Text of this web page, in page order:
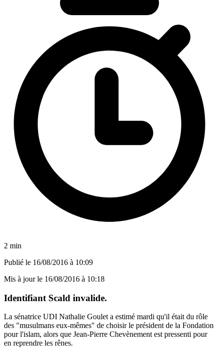
2 min
Publié le 16/08/2016 à 10:09
Mis à jour le 16/08/2016 à 10:18
Identifiant Scald invalide.
La sénatrice UDI Nathalie Goulet a estimé mardi qu'il était du rôle
des "musulmans eux-mêmes" de choisir le président de la Fondation
pour l'islam, alors que Jean-Pierre Chevènement est pressenti pour
en reprendre les rênes.